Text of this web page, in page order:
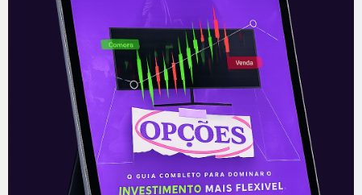
Mantemos uma visão construtiva para o
setor elétrico. Em uma conjuntura de
incertezas econômicas, o setor se beneficia
por ser mais defensivo, oferecendo maior
previsibilidade de resultados. Os juros baixos